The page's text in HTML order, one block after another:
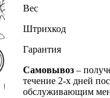
Вес
Штрихкод
Гарантия
Самовывоз –
течение 2-х дней
обслуживающим